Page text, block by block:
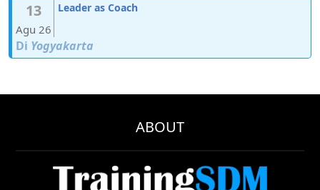
13
Agu 26
Leader as Coach
Di Yogyakarta
ABOUT